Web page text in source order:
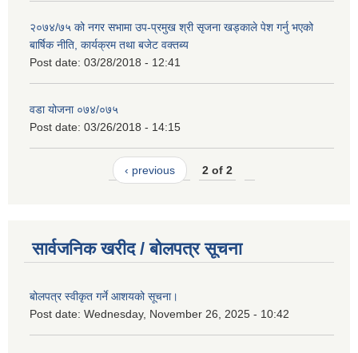
२०७४/७५ को नगर सभामा उप-प्रमुख श्री सृजना खड्काले पेश गर्नु भएको
बार्षिक नीति, कार्यक्रम तथा बजेट वक्तब्य
Post date: 03/28/2018 - 12:41
वडा योजना ०७४/०७५
Post date: 03/26/2018 - 14:15
‹ previous 2 of 2
सार्वजनिक खरीद / बोलपत्र सूचना
बोलपत्र स्वीकृत गर्ने आशयको सूचना।
Post date: Wednesday, November 26, 2025 - 10:42